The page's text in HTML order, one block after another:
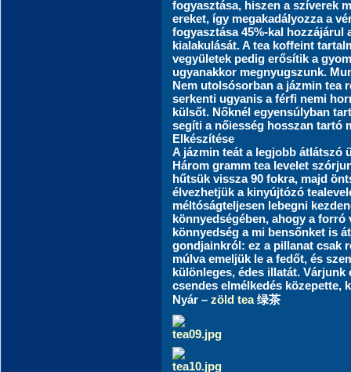
fogyasztása, hiszen a szíverek
ereket, így megakadályozza a
fogyasztása 45%-kal hozzájárul
kialakulását. A tea koffeint
vegyületek pedig erősítik a
ugyanakkor megnyugszunk.
Nem utolsósorban a jázmin tea
serkenti ugyanis a férfi nemi
külsőt. Nőknél egyensúlyban
segíti a nőiesség hosszan tartó
Elkészítése
A jázmin teát a legjobb átlátszó
Három gramm tea levelet
hűtsük vissza 90 fokra, majd
élvezhetjük a kinyújtózó
méltóságteljesen lebegni
könnyedségében, ahogy a
könnyedség a mi bensőnket is
gondjainkról: ez a pillanat csak
múlva emeljük le a fedőt, és
különleges, édes illatát.
csendes elmélkedés közepette,
Nyár – zöld tea绿茶